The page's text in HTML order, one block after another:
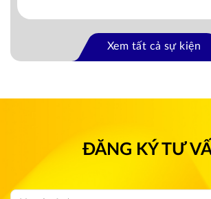
Xem tất cả sự kiện
ĐĂNG KÝ TƯ